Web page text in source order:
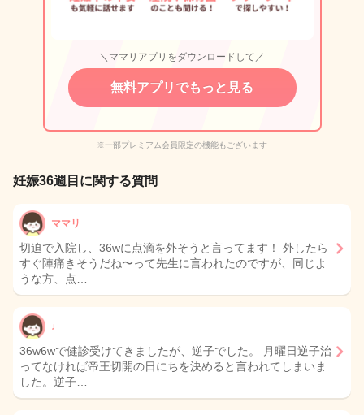
＼ママリアプリをダウンロードして／
無料アプリでもっと見る
※一部プレミアム会員限定の機能もございます
妊娠36週目に関する質問
ママリ
切迫で入院し、36wに点滴を外そうと言ってます！ 外したら
すぐ陣痛きそうだね〜って先生に言われたのですが、同じよ
うな方、点…
♩
36w6wで健診受けてきましたが、逆子でした。 月曜日逆子治
ってなければ帝王切開の日にちを決めると言われてしまいま
した。逆子…